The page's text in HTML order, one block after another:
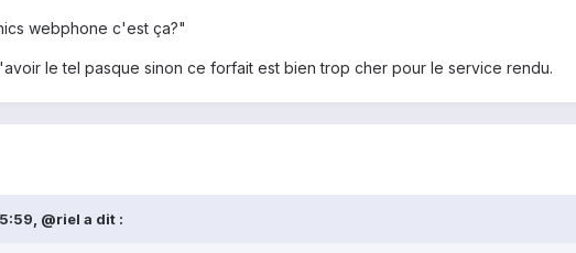
webphone c'est ça?"
le tel pasque sinon ce forfait est bien trop cher pour le service rendu.
@riel a dit :